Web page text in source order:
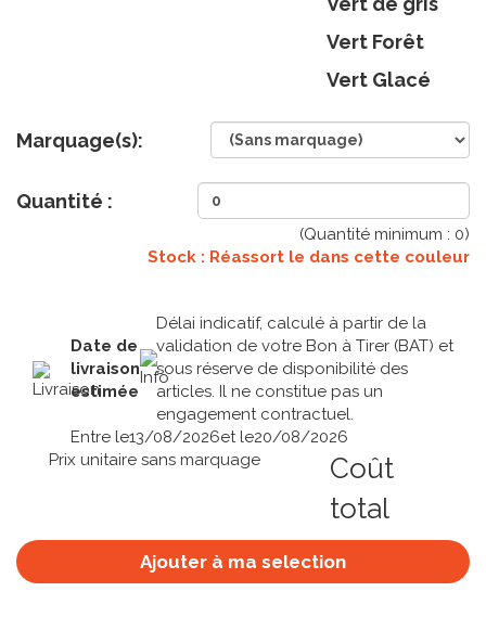
Vert Forêt
Vert Glacé
Marquage(s):
Quantité :
(Quantité minimum : 0)
Stock : Réassort le dans cette couleur
Date de
livraison
estimée
Délai indicatif, calculé à partir de la
validation de votre Bon à Tirer (BAT) et
sous réserve de disponibilité des
articles. Il ne constitue pas un
engagement contractuel.
Entre le13/08/2026et le20/08/2026
Prix unitaire sans marquage
Coût
total
Ajouter à ma selection